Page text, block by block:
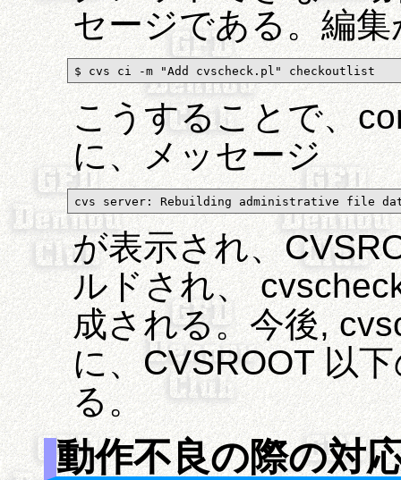
セージである。編
$ cvs ci -m "Add cvscheck.pl" checkoutlist
こうすることで、
に、メッセージ
cvs server: Rebuilding administrative file
が表示され、
ルドされ、
成される。今後,
に、CVSROOT 以
る。
動作不良の際の対